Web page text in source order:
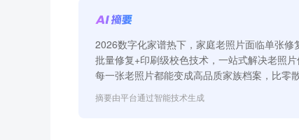
2026数字化家谱热下，家庭老照片面临单张
批量修复+印刷级校色技术，一站式解决老照
每一张老照片都能变成高品质家族档案，比零
摘要由平台通过智能技术生成